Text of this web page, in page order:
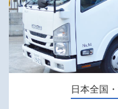
日本全国